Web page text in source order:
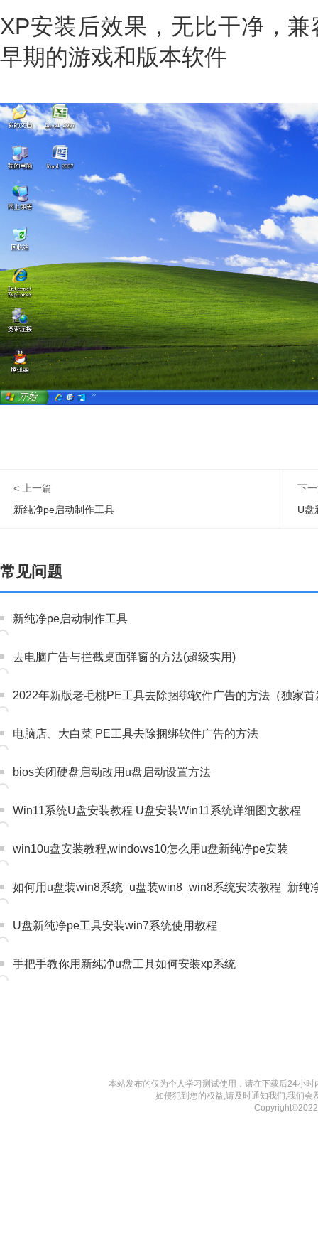
XP安装后效果，无比干净，
早期的游戏和版本软件
< 上一篇
新纯净pe启动制作工具
下
U盘
常见问题
新纯净pe启动制作工具
去电脑广告与拦截桌面弹窗的方法(超级实用)
2022年新版老毛桃PE工具去除捆绑软件广告的方法（独家首
电脑店、大白菜 PE工具去除捆绑软件广告的方法
bios关闭硬盘启动改用u盘启动设置方法
Win11系统U盘安装教程 U盘安装Win11系统详细图文教程
win10u盘安装教程,windows10怎么用u盘新纯净pe安装
如何用u盘装win8系统_u盘装win8_win8系统安装教程_新纯
U盘新纯净pe工具安装win7系统使用教程
手把手教你用新纯净u盘工具如何安装xp系统
本站发布的仅为个人学习测试使用，请在下载后24小
如侵犯到您的权益,请及时通知我们,我们